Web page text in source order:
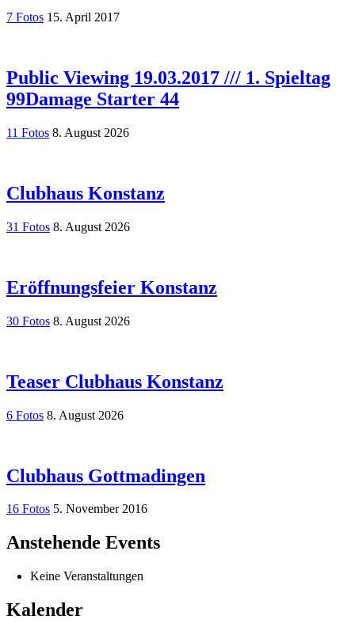
7 Fotos 15. April 2017
Public Viewing 19.03.2017 /// 1. Spieltag
99Damage Starter 44
11 Fotos 8. August 2026
Clubhaus Konstanz
31 Fotos 8. August 2026
Eröffnungsfeier Konstanz
30 Fotos 8. August 2026
Teaser Clubhaus Konstanz
6 Fotos 8. August 2026
Clubhaus Gottmadingen
16 Fotos 5. November 2016
Anstehende Events
Keine Veranstaltungen
Kalender